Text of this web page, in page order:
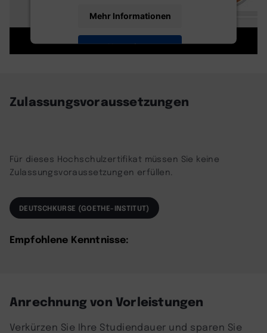
Mehr Informationen
Akzeptieren
Zulassungsvoraussetzungen
Für dieses Hochschulzertifikat müssen Sie keine
Zulassungsvoraussetzungen erfüllen.
DEUTSCHKURSE (GOETHE-INSTITUT)
Empfohlene Kenntnisse:
Anrechnung von Vorleistungen
Verkürzen Sie Ihre Studiendauer und sparen Sie